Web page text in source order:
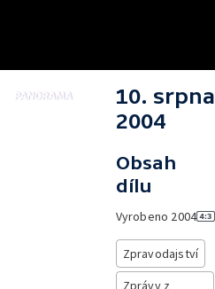
10. srpna
2004
Obsah
dílu
Vyrobeno 2004
Zpravodajství
Zprávy z